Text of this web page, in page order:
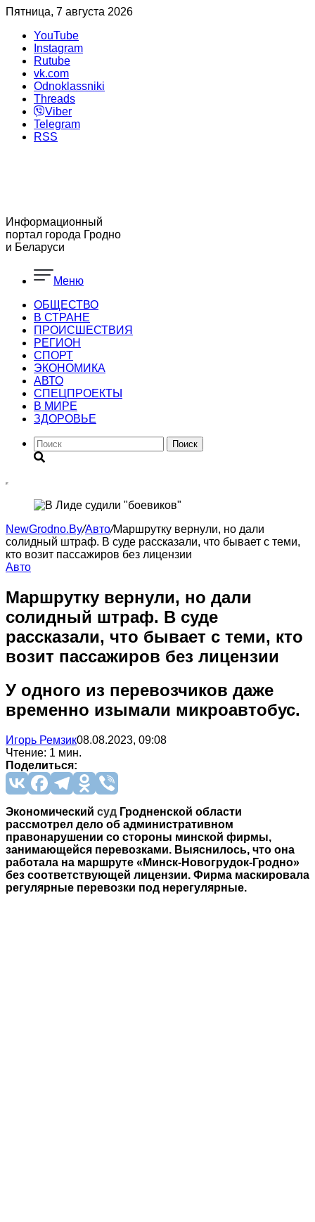
Пятница, 7 августа 2026
YouTube
Instagram
Rutube
vk.com
Odnoklassniki
Threads
Viber
Telegram
RSS
Информационный
портал города Гродно
и Беларуси
Меню
ОБЩЕСТВО
В СТРАНЕ
ПРОИСШЕСТВИЯ
РЕГИОН
CПОРТ
ЭКОНОМИКА
АВТО
СПЕЦПРОЕКТЫ
В МИРЕ
ЗДОРОВЬЕ
Поиск
NewGrodno.By/Авто/Маршрутку вернули, но дали
солидный штраф. В суде рассказали, что бывает с теми,
кто возит пассажиров без лицензии
Авто
Маршрутку вернули, но дали
солидный штраф. В суде
рассказали, что бывает с теми, кто
возит пассажиров без лицензии
У одного из перевозчиков даже
временно изымали микроавтобус.
Игорь Ремзик08.08.2023, 09:08
Чтение: 1 мин.
Поделиться:
Экономический суд Гродненской области
рассмотрел дело об административном
правонарушении со стороны минской фирмы,
занимающейся перевозками. Выяснилось, что она
работала на маршруте «Минск-Новогрудок-Гродно»
без соответствующей лицензии. Фирма маскировала
регулярные перевозки под нерегулярные.